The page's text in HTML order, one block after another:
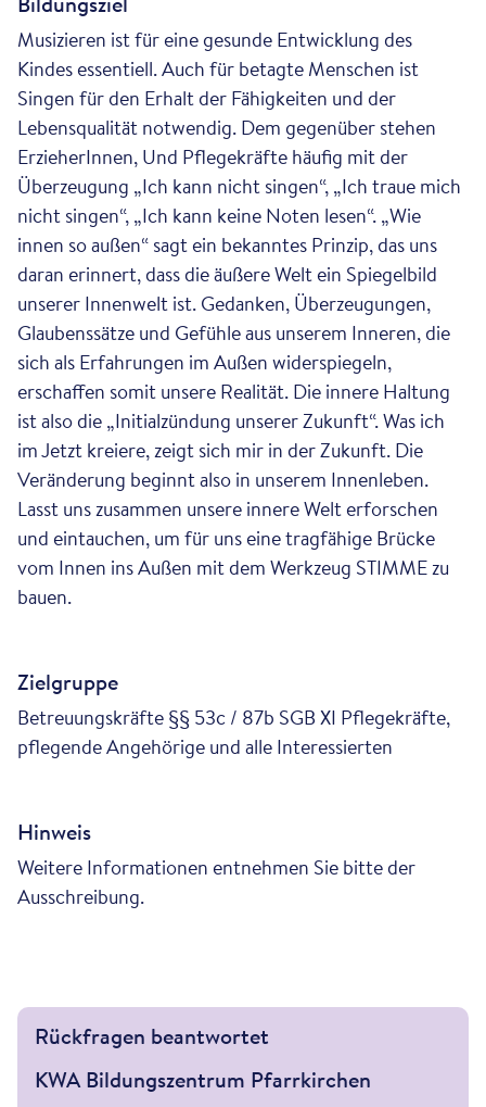
Musizieren ist für eine gesunde Entwicklung des
Kindes essentiell. Auch für betagte Menschen ist
Singen für den Erhalt der Fähigkeiten und der
Lebensqualität notwendig. Dem gegenüber stehen
ErzieherInnen, Und Pflegekräfte häufig mit der
Überzeugung „Ich kann nicht singen“, „Ich traue mich
nicht singen“, „Ich kann keine Noten lesen“. „Wie
innen so außen“ sagt ein bekanntes Prinzip, das uns
daran erinnert, dass die äußere Welt ein Spiegelbild
unserer Innenwelt ist. Gedanken, Überzeugungen,
Glaubenssätze und Gefühle aus unserem Inneren, die
sich als Erfahrungen im Außen widerspiegeln,
erschaffen somit unsere Realität. Die innere Haltung
ist also die „Initialzündung unserer Zukunft“. Was ich
im Jetzt kreiere, zeigt sich mir in der Zukunft. Die
Veränderung beginnt also in unserem Innenleben.
Lasst uns zusammen unsere innere Welt erforschen
und eintauchen, um für uns eine tragfähige Brücke
vom Innen ins Außen mit dem Werkzeug STIMME zu
bauen.
Zielgruppe
Betreuungskräfte §§ 53c / 87b SGB XI Pflegekräfte,
pflegende Angehörige und alle Interessierten
Hinweis
Weitere Informationen entnehmen Sie bitte der
Ausschreibung.
Rückfragen beantwortet
KWA Bildungszentrum Pfarrkirchen